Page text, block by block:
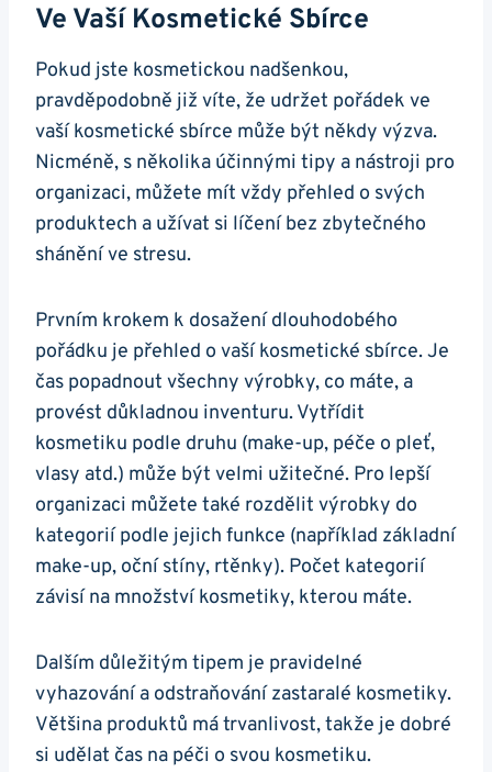
Ve Vaší Kosmetické Sbírce
Pokud jste kosmetickou nadšenkou,
pravděpodobně již víte, že udržet pořádek ve
vaší kosmetické sbírce může být někdy výzva.
Nicméně, s několika účinnými tipy a nástroji pro
organizaci, můžete mít vždy přehled o svých
produktech a užívat si líčení bez zbytečného
shánění ve stresu.
Prvním krokem k dosažení dlouhodobého
pořádku je přehled o vaší kosmetické sbírce. Je
čas popadnout všechny výrobky, co máte, a
provést důkladnou inventuru. Vytřídit
kosmetiku podle druhu (make-up, péče o pleť,
vlasy atd.) může být velmi užitečné. Pro lepší
organizaci můžete také rozdělit výrobky do
kategorií podle jejich funkce (například základní
make-up, oční stíny, rtěnky). Počet kategorií
závisí na množství kosmetiky, kterou máte.
Dalším důležitým tipem je pravidelné
vyhazování a odstraňování zastaralé kosmetiky.
Většina produktů má trvanlivost, takže je dobré
si udělat čas na péči o svou kosmetiku.